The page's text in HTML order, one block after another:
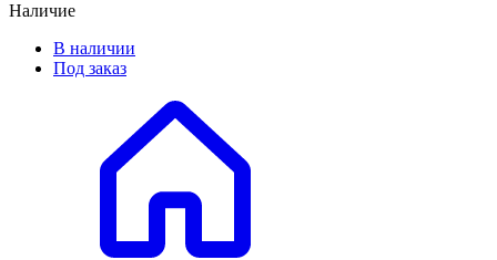
Наличие
В наличии
Под заказ